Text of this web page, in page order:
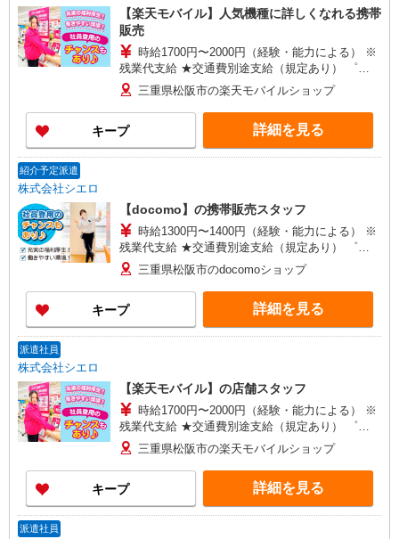
【楽天モバイル】人気機種に詳しくなれる携帯
販売
時給1700円〜2000円（経験・能力による） ※
残業代支給 ★交通費別途支給（規定あり） ゜
+゜・。○。・゜+゜・。○。・゜+゜ 入社祝い金10
万円支給(規定有) お友達を紹介頂くと, インセンテ
ィブ支給(規定有) ★月2回払い・週払い可能（規程
有）★ ゜・。○。・゜+゜・。○。・゜+゜
三重県松阪市の楽天モバイルショップ
キープ 詳細を見る
紹介予定派遣
株式会社シエロ
【docomo】の携帯販売スタッフ
時給1300円〜1400円（経験・能力による） ※
残業代支給 ★交通費別途支給（規定あり） ゜
+゜・。○。・゜+゜・。○。・゜+゜ 入社祝い金10
万円支給(規定有) お友達を紹介頂くと, インセンテ
ィブ支給(規定有) ★月2回払い・週払い可能（規程
有）★ ゜・。○。・゜+゜・。○。・゜+゜
三重県松阪市のdocomoショップ
キープ 詳細を見る
派遣社員
株式会社シエロ
【楽天モバイル】の店舗スタッフ
時給1700円〜2000円（経験・能力による） ※
残業代支給 ★交通費別途支給（規定あり） ゜
+゜・。○。・゜+゜・。○。・゜+゜ 入社祝い金10
万円支給(規定有) お友達を紹介頂くと, インセンテ
ィブ支給(規定有) ★月2回払い・週払い可能（規程
有）★ ゜・。○。・゜+゜・。○。・゜+゜
三重県松阪市の楽天モバイルショップ
キープ 詳細を見る
派遣社員